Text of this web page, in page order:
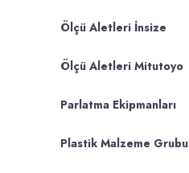
Ölçü Aletleri İnsize
Ölçü Aletleri Mitutoyo
Parlatma Ekipmanları
Plastik Malzeme Grubu